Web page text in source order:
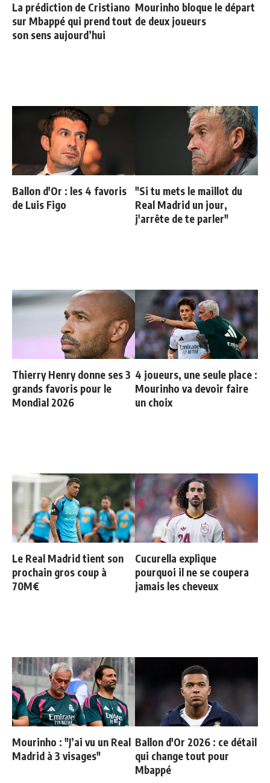
La prédiction de Cristiano
sur Mbappé qui prend tout
son sens aujourd’hui
Mourinho bloque le départ
de deux joueurs
Ballon d'Or : les 4 favoris
de Luis Figo
"Si tu mets le maillot du
Real Madrid un jour,
j'arrête de te parler"
Thierry Henry donne ses 3
grands favoris pour le
Mondial 2026
4 joueurs, une seule place :
Mourinho va devoir faire
un choix
Le Real Madrid tient son
prochain gros coup à
70M€
Cucurella explique
pourquoi il ne se coupera
jamais les cheveux
Mourinho : "J’ai vu un Real
Madrid à 3 visages"
Ballon d'Or 2026 : ce détail
qui change tout pour
Mbappé